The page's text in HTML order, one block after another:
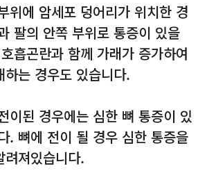
위에 암세포 덩어리가 위치한 경
팔의 안쪽 부위로 통증이 있을
흡곤란과 함께 가래가 증가하여
하는 경우도 있습니다.
이된 경우에는 심한 뼈 통증이 있
. 뼈에 전이 될 경우 심한 통증을
려져있습니다.